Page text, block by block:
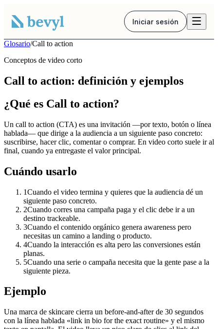
Iniciar sesión
Glosario/Call to action
Conceptos de video corto
Call to action: definición y ejemplos
¿Qué es Call to action?
Un call to action (CTA) es una invitación —por texto, botón o línea
hablada— que dirige a la audiencia a un siguiente paso concreto:
suscribirse, hacer clic, comentar o comprar. En video corto suele ir al
final, cuando ya entregaste el valor principal.
Cuándo usarlo
1Cuando el video termina y quieres que la audiencia dé un
siguiente paso concreto.
2Cuando corres una campaña paga y el clic debe ir a un
destino trackeable.
3Cuando el contenido orgánico genera awareness pero
necesitas un camino a landing o producto.
4Cuando la interacción es alta pero las conversiones están
planas.
5Cuando una serie o campaña necesita que la gente pase a la
siguiente pieza.
Ejemplo
Una marca de skincare cierra un before-and-after de 30 segundos
con la línea hablada «link in bio for the exact routine» y el mismo